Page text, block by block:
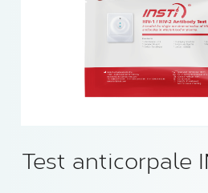
Test anticorpale